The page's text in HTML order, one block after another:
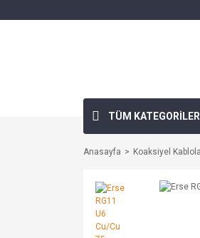
TÜM KATEGORİLER
Anasayfa Koaksiyel